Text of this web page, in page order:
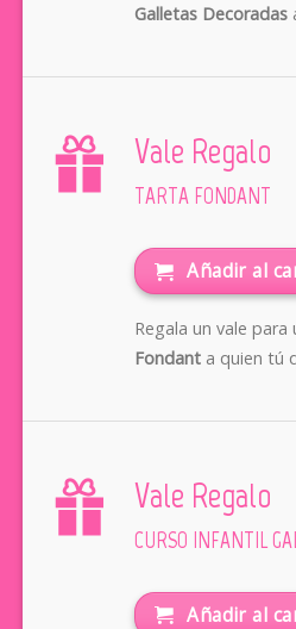
Galletas Decoradas
Vale Regalo
TARTA FONDANT
Añadir al
Regala un vale para
Fondanta quien tú
Vale Regalo
CURSO INFANTIL
Añadir al